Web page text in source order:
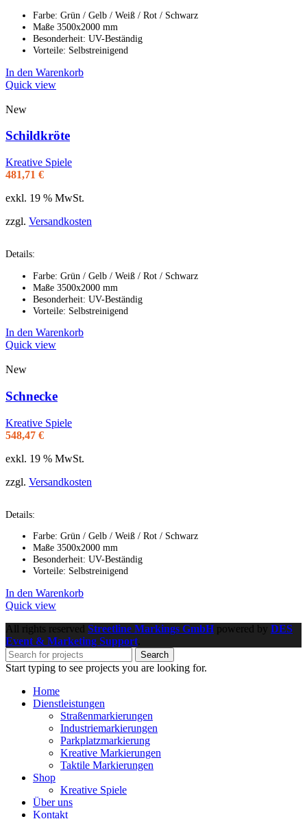
Farbe: Grün / Gelb / Weiß / Rot / Schwarz
Maße 3500x2000 mm
Besonderheit: UV-Beständig
Vorteile: Selbstreinigend
In den Warenkorb
Quick view
New
Schildkröte
Kreative Spiele
481,71 €
exkl. 19 % MwSt.
zzgl. Versandkosten
Details:
Farbe: Grün / Gelb / Weiß / Rot / Schwarz
Maße 3500x2000 mm
Besonderheit: UV-Beständig
Vorteile: Selbstreinigend
In den Warenkorb
Quick view
New
Schnecke
Kreative Spiele
548,47 €
exkl. 19 % MwSt.
zzgl. Versandkosten
Details:
Farbe: Grün / Gelb / Weiß / Rot / Schwarz
Maße 3500x2000 mm
Besonderheit: UV-Beständig
Vorteile: Selbstreinigend
In den Warenkorb
Quick view
All rights reserved Streetline Markings GmbH powered by DES
Event & Marketing Support
Search
Start typing to see projects you are looking for.
Home
Dienstleistungen
Straßenmarkierungen
Industriemarkierungen
Parkplatzmarkierung
Kreative Markierungen
Taktile Markierungen
Shop
Kreative Spiele
Über uns
Kontakt